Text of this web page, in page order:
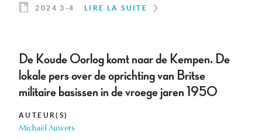
2024 3-4 LIRE LA SUITE
De Koude Oorlog komt naar de Kempen. De
lokale pers over de oprichting van Britse
militaire basissen in de vroege jaren 1950
AUTEUR(S)
Michaël Auwers